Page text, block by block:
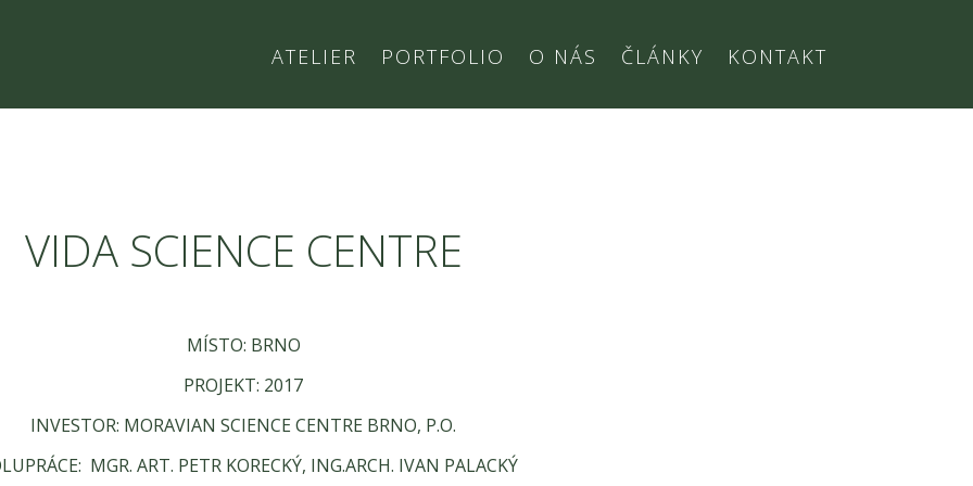
ATELIER PORTFOLIO O NÁS ČLÁNKY KONTAKT
VIDA SCIENCE CENTRE
MÍSTO: BRNO
PROJEKT: 2017
INVESTOR: MORAVIAN SCIENCE CENTRE BRNO, P.O.
MGR. ART. PETR KORECKÝ, ING.ARCH. IVAN PALACKÝ